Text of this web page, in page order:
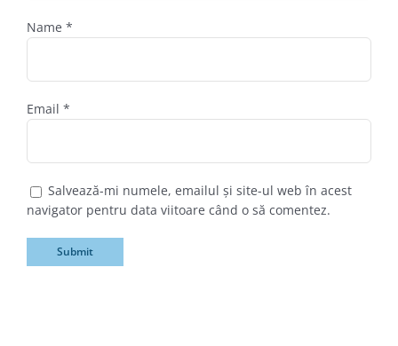
Name *
Email *
Salvează-mi numele, emailul și site-ul web în acest
navigator pentru data viitoare când o să comentez.